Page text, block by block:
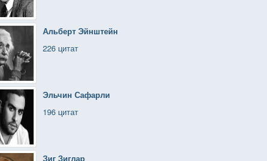
Альберт Эйнштейн
226 цитат
Эльчин Сафарли
196 цитат
Зиг Зиглар